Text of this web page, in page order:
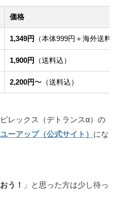
価格
1,349円 （本体999円＋海外送料
1,900円 （送料込）
2,200円〜（送料込）
レックス（デトランスα）の
ユーアップ（公式サイト） にな
う！
」と思った方は少し待っ